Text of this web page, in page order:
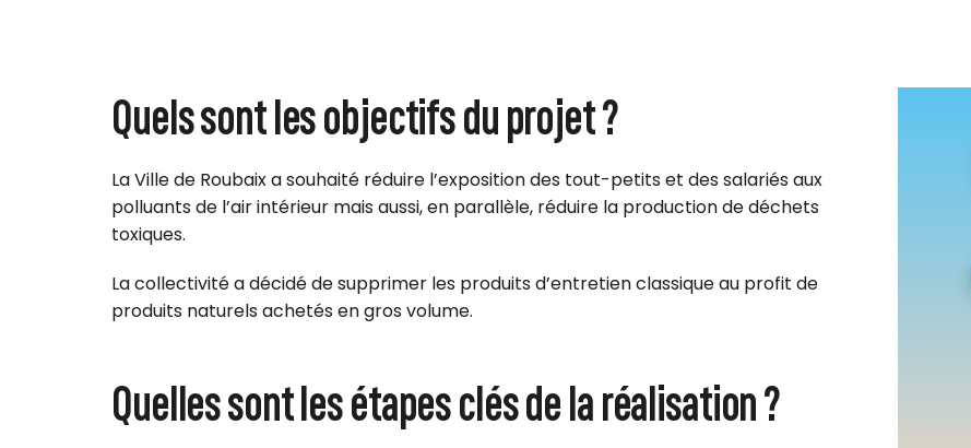
Quels sont les objectifs du projet ?
La Ville de Roubaix a souhaité réduire l’exposition des tout-petits et des salariés aux
polluants de l’air intérieur mais aussi, en parallèle, réduire la production de déchets
toxiques.
La collectivité a décidé de supprimer les produits d’entretien classique au profit de
produits naturels achetés en gros volume.
Quelles sont les étapes clés de la réalisation ?